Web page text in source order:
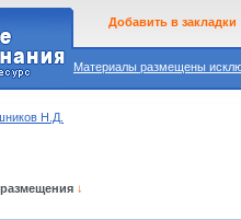
Материалы размещены
Добавить в закладки
Н.Д.
размещения ↓